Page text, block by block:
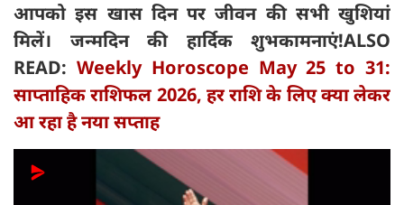
आपको इस खास दिन पर जीवन की सभी खुशियां
मिलें। जन्मदिन की हार्दिक शुभकामनाएं!ALSO
READ: Weekly Horoscope May 25 to 31:
साप्ताहिक राशिफल 2026, हर राशि के लिए क्या लेकर
आ रहा है नया सप्ताह